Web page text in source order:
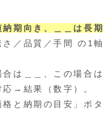
納期向き、＿＿は長
さ／品質／手間 の1
合は＿＿、この場合は
応→結果（数字）。
格と納期の目安」ボ